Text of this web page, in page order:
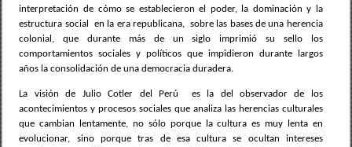
interpretación de cómo se establecieron el poder, la dominación y la
estructura social
en la era republicana,
sobre las bases de una herencia
colonial, que durante más de un siglo imprimió su sello los
comportamientos sociales y políticos que impidieron durante largos
años la consolidación de una democracia duradera.
La visión de Julio Cotler del Perú
es la del observador de los
acontecimientos y procesos sociales que analiza las herencias culturales
que cambian lentamente, no sólo porque la cultura es muy lenta en
evolucionar, sino porque tras de esa cultura se ocultan intereses